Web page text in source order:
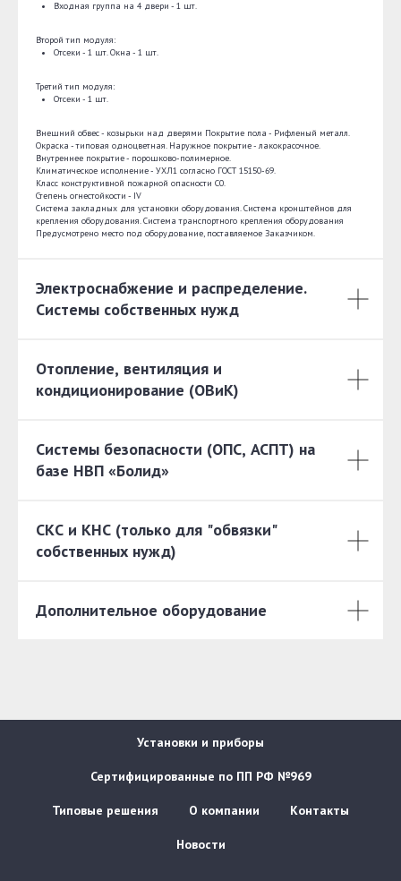
Входная группа на 4 двери - 1 шт.
Второй тип модуля:
Отсеки - 1 шт. Окна - 1 шт.
Третий тип модуля:
Отсеки - 1 шт.
Внешний обвес - козырьки над дверями Покрытие пола - Рифленый металл.
Окраска - типовая одноцветная. Наружное покрытие - лакокрасочное.
Внутреннее покрытие - порошково-полимерное.
Климатическое исполнение - УХЛ1 согласно ГОСТ 15150-69.
Класс конструктивной пожарной опасности С0.
Степень огнестойкости - IV
Система закладных для установки оборудования. Система кронштейнов для
крепления оборудования. Система транспортного крепления оборудования
Предусмотрено место под оборудование, поставляемое Заказчиком.
Электроснабжение и распределение.
Системы собственных нужд
Отопление, вентиляция и
кондиционирование (ОВиК)
Системы безопасности (ОПС, АСПТ) на
базе НВП «Болид»
СКС и КНС (только для "обвязки"
собственных нужд)
Дополнительное оборудование
Установки и приборы
Сертифицированные по ПП РФ №969
Типовые решения О компании Контакты
Новости